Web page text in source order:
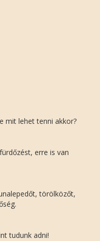
mit lehet tenni akkor?
erre is van
törölközőt,
tudunk adni!